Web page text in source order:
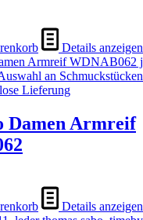
Details anzeigen
Damen Armreif
Details anzeigen